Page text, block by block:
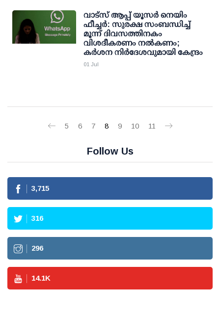
വാട്സ് ആപ്പ് യൂസര്‍ നെയിം
ഫീച്ചര്‍: സുരക്ഷ സംബന്ധിച്ച്
മൂന്ന് ദിവസത്തിനകം
വിശദീകരണം നല്‍കണം;
കര്‍ശന നിര്‍ദേശവുമായി കേന്ദ്രം
01 Jul
5 6 7 8 9 10 11
Follow Us
3,715
316
296
14.1K